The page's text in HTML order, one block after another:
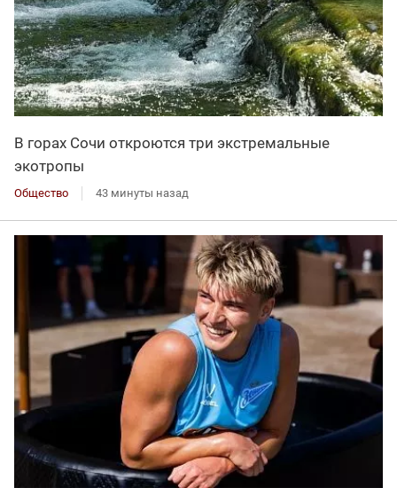
В горах Сочи откроются три экстремальные
экотропы
Общество 43 минуты назад